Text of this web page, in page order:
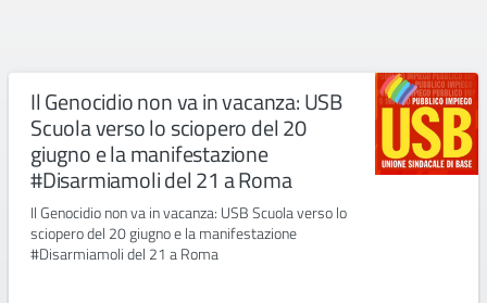
Il Genocidio non va in vacanza: USB
Scuola verso lo sciopero del 20
giugno e la manifestazione
#Disarmiamoli del 21 a Roma
Il Genocidio non va in vacanza: USB Scuola verso lo
sciopero del 20 giugno e la manifestazione
#Disarmiamoli del 21 a Roma